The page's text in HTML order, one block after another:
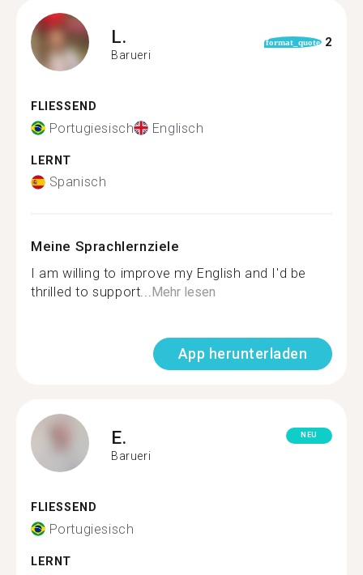
L.
Barueri
format_quote 2
FLIESSEND
Portugiesisch Englisch
LERNT
Spanisch
Meine Sprachlernziele
I am willing to improve my English and I'd be
thrilled to support...Mehr lesen
App herunterladen
E.
Barueri
NEU
FLIESSEND
Portugiesisch
LERNT